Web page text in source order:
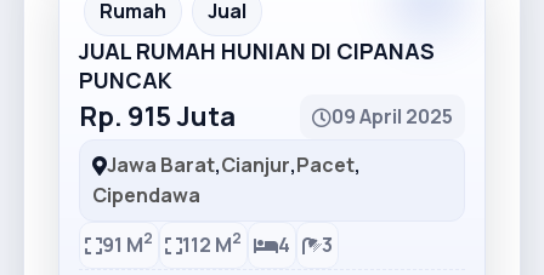
Recommended
Rumah Jual
JUAL RUMAH HUNIAN DI CIPANAS
PUNCAK
Rp. 915 Juta
09 April 2025
Jawa Barat,Cianjur,Pacet,
Cipendawa
91 M2 112 M2 4 3